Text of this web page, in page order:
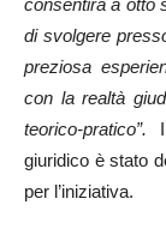
di svolgere
preziosa
con la realtà
teorico-pratico”.
giuridico è stato
per l’iniziativa.